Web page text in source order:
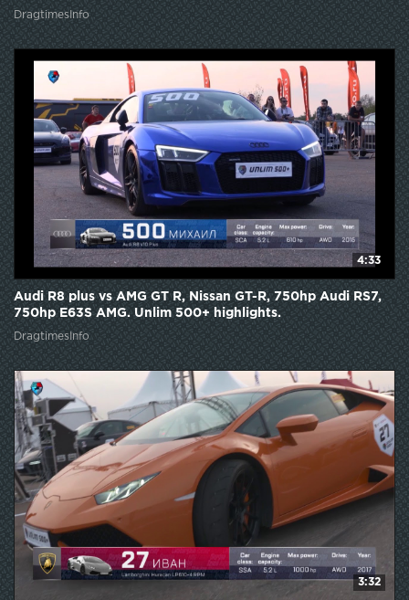
DragtimesInfo
4:33
Audi R8 plus vs AMG GT R, Nissan GT-R, 750hp Audi RS7,
750hp E63S AMG. Unlim 500+ highlights.
DragtimesInfo
3:32